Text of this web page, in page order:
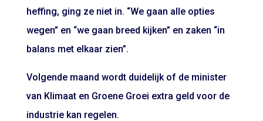
heffing, ging ze niet in. “We gaan alle opties
wegen” en “we gaan breed kijken” en zaken “in
balans met elkaar zien”.
Volgende maand wordt duidelijk of de minister
van Klimaat en Groene Groei extra geld voor de
industrie kan regelen.